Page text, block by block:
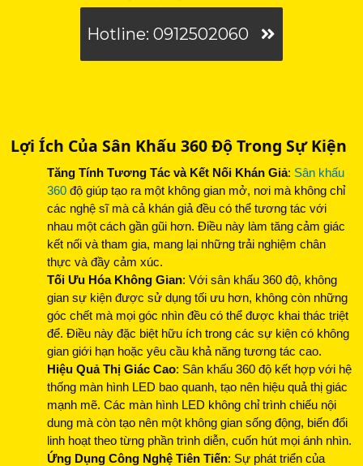
Hotline: 0912502060
Lợi Ích Của Sân Khấu 360 Độ Trong Sự Kiện
Tăng Tính Tương Tác và Kết Nối Khán Giả: Sân khấu
360 độ giúp tạo ra một không gian mở, nơi mà không chỉ
các nghệ sĩ mà cả khán giả đều có thể tương tác với
nhau một cách gần gũi hơn. Điều này làm tăng cảm giác
kết nối và tham gia, mang lại những trải nghiệm chân
thực và đầy cảm xúc.
Tối Ưu Hóa Không Gian: Với sân khấu 360 độ, không
gian sự kiện được sử dụng tối ưu hơn, không còn những
góc chết mà mọi góc nhìn đều có thể được khai thác triệt
để. Điều này đặc biệt hữu ích trong các sự kiện có không
gian giới hạn hoặc yêu cầu khả năng tương tác cao.
Hiệu Quả Thị Giác Cao: Sân khấu 360 độ kết hợp với hệ
thống màn hình LED bao quanh, tạo nên hiệu quả thị giác
mạnh mẽ. Các màn hình LED không chỉ trình chiếu nội
dung mà còn tạo nên một không gian sống động, biến đổi
linh hoạt theo từng phần trình diễn, cuốn hút mọi ánh nhìn.
Ứng Dụng Công Nghệ Tiên Tiến: Sự phát triển của